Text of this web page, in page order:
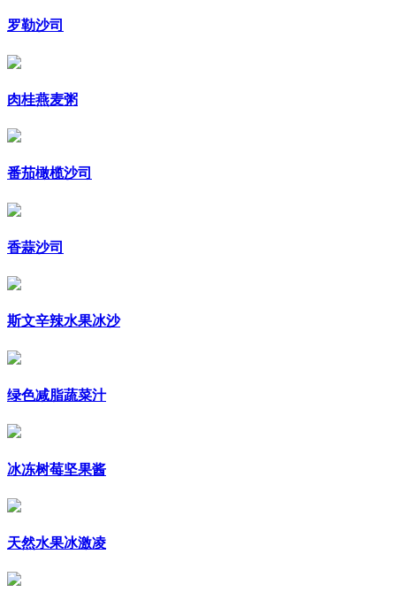
罗勒沙司
肉桂燕麦粥
番茄橄榄沙司
香蒜沙司
斯文辛辣水果冰沙
绿色减脂蔬菜汁
冰冻树莓坚果酱
天然水果冰激凌